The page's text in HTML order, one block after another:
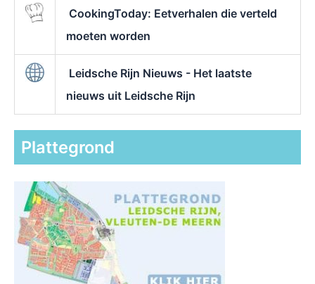
CookingToday: Eetverhalen die verteld
moeten worden
Leidsche Rijn Nieuws - Het laatste
nieuws uit Leidsche Rijn
Plattegrond